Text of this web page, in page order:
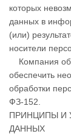
которых
данных в
(или)
носители
Компания
обеспечить
обработки
ФЗ-152.
ПРИНЦИПЫ И
ДАННЫХ